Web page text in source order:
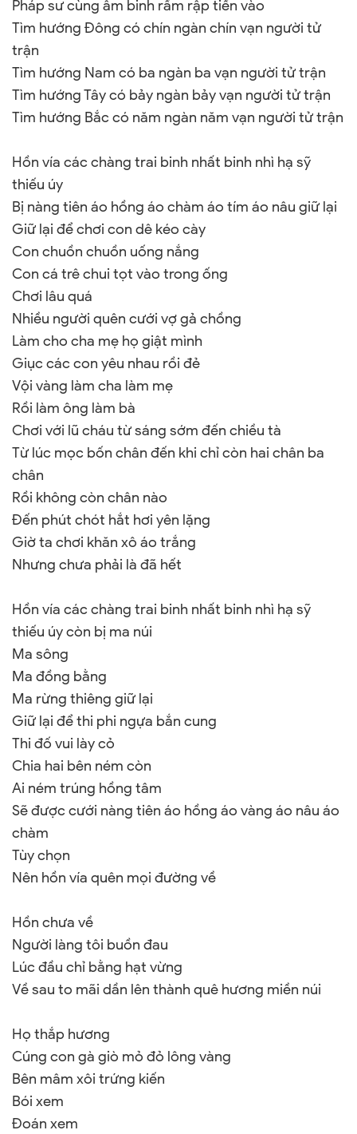
Pháp sư cùng âm binh rầm rập tiến vào
Tìm hướng Đông có chín ngàn chín vạn người tử
trận
Tìm hướng Nam có ba ngàn ba vạn người tử trận
Tìm hướng Tây có bảy ngàn bảy vạn người tử trận
Tìm hướng Bắc có năm ngàn năm vạn người tử trận
Hồn vía các chàng trai binh nhất binh nhì hạ sỹ
thiếu úy
Bị nàng tiên áo hồng áo chàm áo tím áo nâu giữ lại
Giữ lại để chơi con dê kéo cày
Con chuồn chuồn uống nắng
Con cá trê chui tọt vào trong ống
Chơi lâu quá
Nhiều người quên cưới vợ gả chồng
Làm cho cha mẹ họ giật mình
Giục các con yêu nhau rồi đẻ
Vội vàng làm cha làm mẹ
Rồi làm ông làm bà
Chơi với lũ cháu từ sáng sớm đến chiều tà
Từ lúc mọc bốn chân đến khi chỉ còn hai chân ba
chân
Rồi không còn chân nào
Đến phút chót hắt hơi yên lặng
Giờ ta chơi khăn xô áo trắng
Nhưng chưa phải là đã hết
Hồn vía các chàng trai binh nhất binh nhì hạ sỹ
thiếu úy còn bị ma núi
Ma sông
Ma đồng bằng
Ma rừng thiêng giữ lại
Giữ lại để thi phi ngựa bắn cung
Thi đố vui lày cỏ
Chia hai bên ném còn
Ai ném trúng hồng tâm
Sẽ được cưới nàng tiên áo hồng áo vàng áo nâu áo
chàm
Tùy chọn
Nên hồn vía quên mọi đường về
Hồn chưa về
Người làng tôi buồn đau
Lúc đầu chỉ bằng hạt vừng
Về sau to mãi dần lên thành quê hương miền núi
Họ thắp hương
Cúng con gà giò mỏ đỏ lông vàng
Bên mâm xôi trứng kiến
Bói xem
Đoán xem